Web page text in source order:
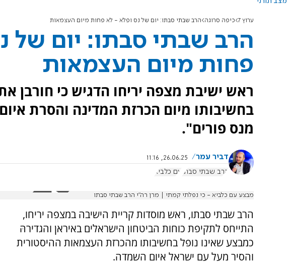
ערוץ 7 כיפה סרוגה הרב שבתי סבתו: יום של נס ופלא - לא פחות מיום העצמאות
הרב שבתי סבתו: יום של
פחות מיום העצמאות
ראש ישיבת מצפה יריחו הדגיש כי חורבן
בחשיבותו מיום הכרזת המדינה והסרת
מנס פורים".
דביר עמר
26.06.25, 11:16
הרב שבתי סבתו
עם כלביא
מבצע עם כלביא - כי נפלתי קמתי | מרן רה"י הרב שבתי סבתו
הרב שבתי סבתו, ראש מוסדות קריית הישיבה במצפה יריחו,
התייחס לתקיפת כוחות הביטחון הישראלים באיראן והגדירהּ
כמבצע שאינו נופל בחשיבותו מהכרזת העצמאות ההיסטורית
והסיר מעל עם ישראל איום השמדה.